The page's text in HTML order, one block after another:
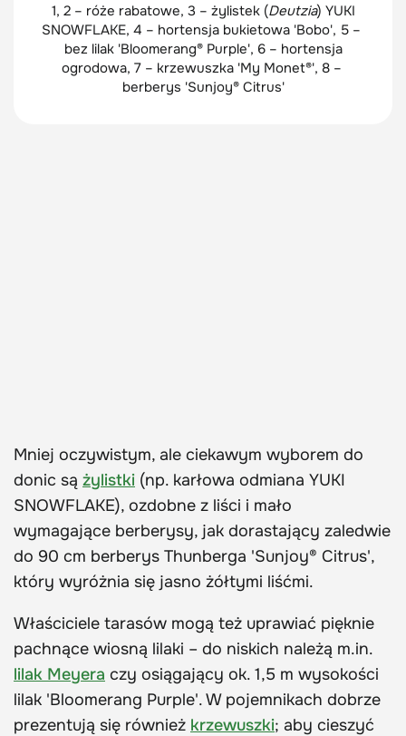
1, 2 – róże rabatowe, 3 – żylistek (Deutzia) YUKI
SNOWFLAKE, 4 – hortensja bukietowa 'Bobo', 5 –
bez lilak 'Bloomerang® Purple', 6 – hortensja
ogrodowa, 7 – krzewuszka 'My Monet®', 8 –
berberys 'Sunjoy® Citrus'
Mniej oczywistym, ale ciekawym wyborem do
donic są żylistki (np. karłowa odmiana YUKI
SNOWFLAKE), ozdobne z liści i mało
wymagające berberysy, jak dorastający zaledwie
do 90 cm berberys Thunberga 'Sunjoy® Citrus',
który wyróżnia się jasno żółtymi liśćmi.
Właściciele tarasów mogą też uprawiać pięknie
pachnące wiosną lilaki – do niskich należą m.in.
lilak Meyera czy osiągający ok. 1,5 m wysokości
lilak 'Bloomerang Purple'. W pojemnikach dobrze
prezentują się również krzewuszki; aby cieszyć